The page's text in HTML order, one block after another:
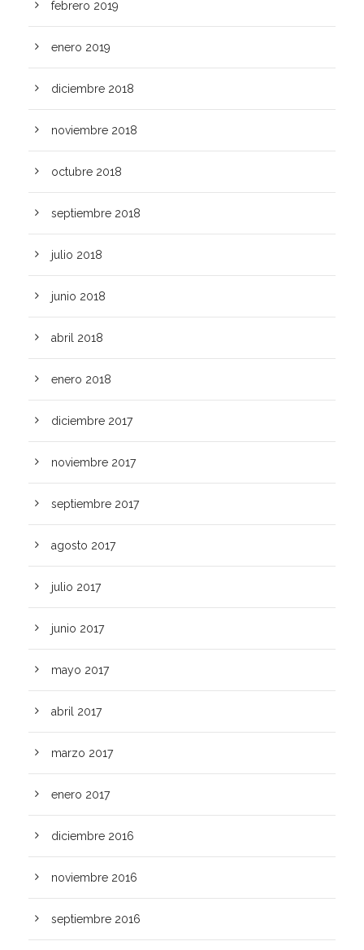
febrero 2019
enero 2019
diciembre 2018
noviembre 2018
octubre 2018
septiembre 2018
julio 2018
junio 2018
abril 2018
enero 2018
diciembre 2017
noviembre 2017
septiembre 2017
agosto 2017
julio 2017
junio 2017
mayo 2017
abril 2017
marzo 2017
enero 2017
diciembre 2016
noviembre 2016
septiembre 2016